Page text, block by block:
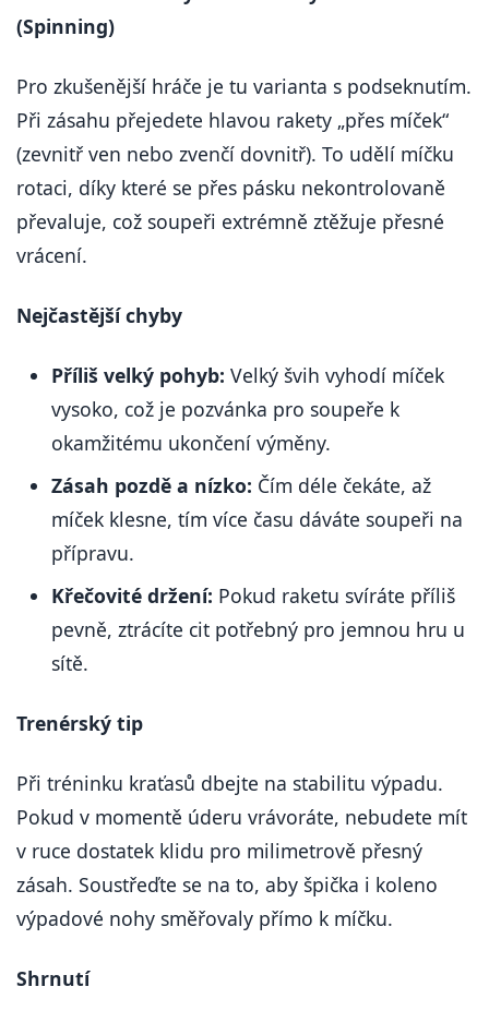
(Spinning)
Pro zkušenější hráče je tu varianta s podseknutím.
Při zásahu přejedete hlavou rakety „přes míček“
(zevnitř ven nebo zvenčí dovnitř). To udělí míčku
rotaci, díky které se přes pásku nekontrolovaně
převaluje, což soupeři extrémně ztěžuje přesné
vrácení.
Nejčastější chyby
Příliš velký pohyb: Velký švih vyhodí míček
vysoko, což je pozvánka pro soupeře k
okamžitému ukončení výměny.
Zásah pozdě a nízko: Čím déle čekáte, až
míček klesne, tím více času dáváte soupeři na
přípravu.
Křečovité držení: Pokud raketu svíráte příliš
pevně, ztrácíte cit potřebný pro jemnou hru u
sítě.
Trenérský tip
Při tréninku kraťasů dbejte na stabilitu výpadu.
Pokud v momentě úderu vrávoráte, nebudete mít
v ruce dostatek klidu pro milimetrově přesný
zásah. Soustřeďte se na to, aby špička i koleno
výpadové nohy směřovaly přímo k míčku.
Shrnutí